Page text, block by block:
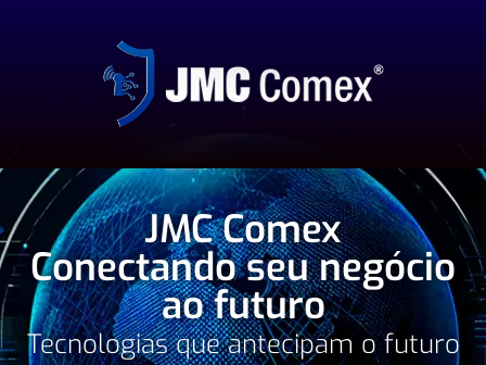
JMC Comex
Conectando seu negócio
ao futuro
Tecnologias que antecipam o futuro